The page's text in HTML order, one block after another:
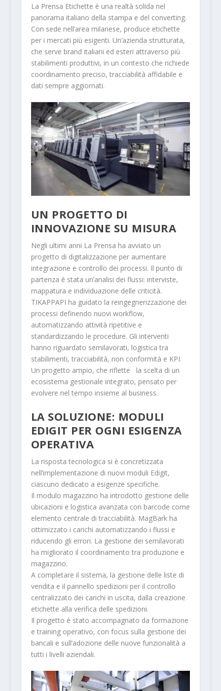
La Prensa Etichette è una realtà solida nel
panorama italiano della stampa e del converting.
Con sede nell’area milanese, produce etichette
per i mercati più esigenti. Un’azienda strutturata,
che serve brand italiani ed esteri attraverso più
stabilimenti produttivi, in un contesto che richiede
coordinamento preciso, tracciabilità affidabile e
dati sempre aggiornati.
UN PROGETTO DI
INNOVAZIONE SU MISURA
Negli ultimi anni La Prensa ha avviato un
progetto di digitalizzazione per aumentare
integrazione e controllo dei processi. Il punto di
partenza è stata un’analisi dei flussi: interviste,
mappatura e individuazione delle criticità.
TIKAPPAPI ha guidato la reingegnerizzazione dei
processi definendo nuovi workflow,
automatizzando attività ripetitive e
standardizzando le procedure. Gli interventi
hanno riguardato semilavorati, logistica tra
stabilimenti, tracciabilità, non conformità e KPI.
Un progetto ampio, che riflette la scelta di un
ecosistema gestionale integrato, pensato per
evolvere nel tempo insieme al business.
LA SOLUZIONE: MODULI
EDIGIT PER OGNI ESIGENZA
OPERATIVA
La risposta tecnologica si è concretizzata
nell’implementazione di nuovi moduli Edigit,
ciascuno dedicato a esigenze specifiche.
Il modulo magazzino ha introdotto gestione delle
ubicazioni e logistica avanzata con barcode come
elemento centrale di tracciabilità. MagBark ha
ottimizzato i carichi automatizzando i flussi e
riducendo gli errori. La gestione dei semilavorati
ha migliorato il coordinamento tra produzione e
magazzino.
A completare il sistema, la gestione delle liste di
vendita e il pannello spedizioni per il controllo
centralizzato dei carichi in uscita, dalla creazione
etichette alla verifica delle spedizioni.
Il progetto è stato accompagnato da formazione
e training operativo, con focus sulla gestione dei
bancali e sull’adozione delle nuove funzionalità a
tutti i livelli aziendali.